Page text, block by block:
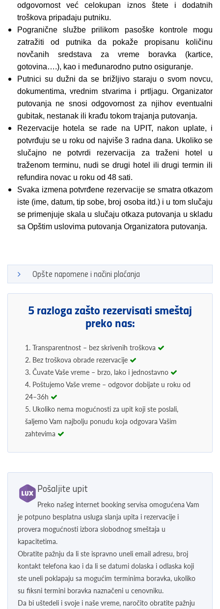
odgovornost već celokupan iznos štete i dodatnih
troškova pripadaju putniku.
Pogranične službe prilikom pasoške kontrole mogu
zatražiti od putnika da pokaže propisanu količinu
novčanih sredstava za vreme boravka (kartice,
gotovina….), kao i međunarodno putno osiguranje.
Putnici su dužni da se brižljivo staraju o svom novcu,
dokumentima, vrednim stvarima i prtljagu. Organizator
putovanja ne snosi odgovornost za njihov eventualni
gubitak, nestanak ili krađu tokom trajanja putovanja.
Rezervacije hotela se rade na UPIT, nakon uplate, i
potvrđuju se u roku od najviše 3 radna dana. Ukoliko se
slučajno ne potvrdi rezervacija za traženi hotel u
traženom terminu, nudi se drugi hotel ili drugi termin ili
refundira novac u roku od 48 sati.
Svaka izmena potvrđene rezervacije se smatra otkazom
iste (ime, datum, tip sobe, broj osoba itd.) i u tom slučaju
se primenjuje skala u slučaju otkaza putovanja u skladu
sa Opštim uslovima putovanja Organizatora putovanja.
Opšte napomene i načini plaćanja
5 razloga zašto rezervisati smeštaj
preko nas:
1. Transparentnost – bez skrivenih troškova
2. Bez troškova obrade rezervacije
3. Čuvate Vaše vreme – brzo, lako i jednostavno
4. Poštujemo Vaše vreme – odgovor dobijate u roku od
24–36h
5. Ukoliko nema mogućnosti za upit koji ste poslali,
šaljemo Vam najbolju ponudu koja odgovara Vašim
zahtevima
Pošaljite upit
Preko našeg internet booking servisa omogućena Vam
je potpuno besplatna usluga slanja upita i rezervacije i
provera mogućnosti izbora slobodnog smeštaja u
kapacitetima.
Obratite pažnju da li ste ispravno uneli email adresu, broj
kontakt telefona kao i da li se datumi dolaska i odlaska koji
ste uneli poklapaju sa mogućim terminima boravka, ukoliko
su fiksni termini boravka naznačeni u cenovniku.
Da bi uštedeli i svoje i naše vreme, naročito obratite pažnju